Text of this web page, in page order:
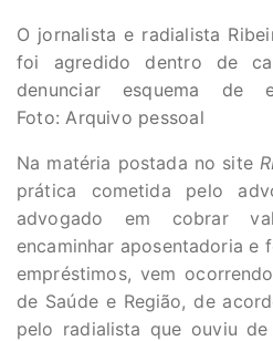
O jornalista e radialista
foi agredido dentro de
denunciar esquema de
Foto: Arquivo pessoal
Na matéria postada no site
prática cometida pelo
advogado em cobrar
encaminhar aposentadoria
empréstimos, vem
de Saúde e Região, de
pelo radialista que ouviu